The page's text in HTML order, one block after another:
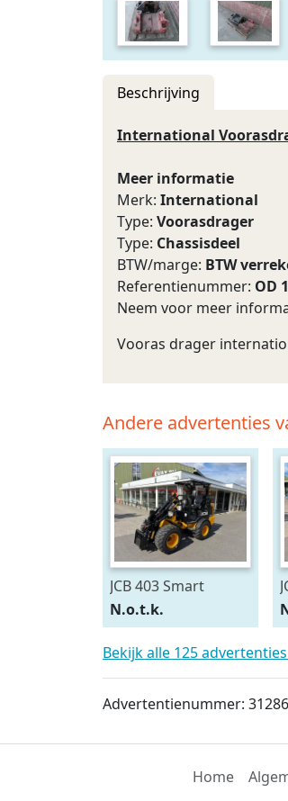
Beschrijving
International
Meer informatie
Merk: International
Type: Voorasdrager
Type: Chassisdeel
BTW/marge: BTW
Referentienummer: OD
Neem voor meer
Vooras drager
Andere advertenties
JCB 403 Smart
Power (bj 2025)
N.o.t.k.
Bekijk alle 125
Advertentienummer:
Home